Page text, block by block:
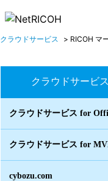
クラウドサービス > RICOH マ
クラウドサービス
クラウドサービス for
クラウドサービス for
cybozu.com